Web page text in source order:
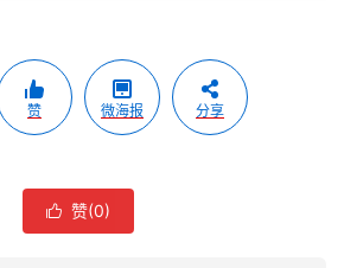
赞 微海报 分享
 赞(0)